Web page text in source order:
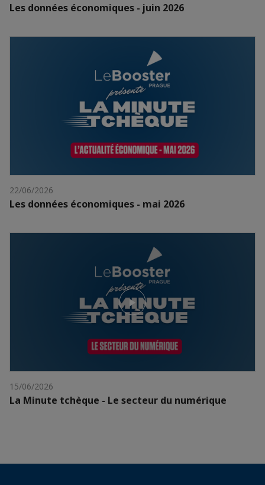
Les données économiques - juin 2026
22/06/2026
Les données économiques - mai 2026
15/06/2026
La Minute tchèque - Le secteur du numérique